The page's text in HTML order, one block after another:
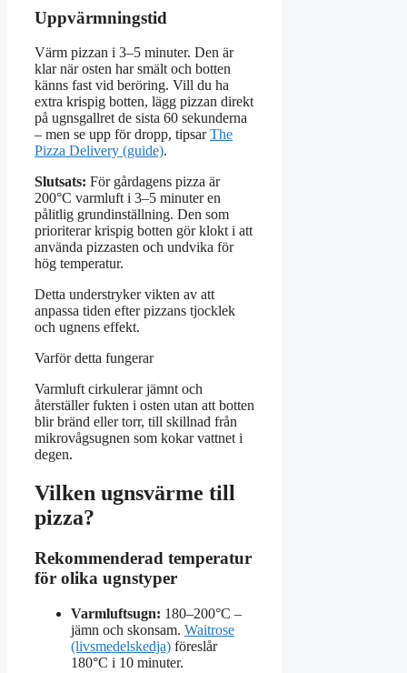
Uppvärmningstid
Värm pizzan i 3–5 minuter. Den är
klar när osten har smält och botten
känns fast vid beröring. Vill du ha
extra krispig botten, lägg pizzan direkt
på ugnsgallret de sista 60 sekunderna
– men se upp för dropp, tipsarThe
Pizza Delivery (guide).
Slutsats: För gårdagens pizza är
200°C varmluft i 3–5 minuter en
pålitlig grundinställning. Den som
prioriterar krispig botten gör klokt i att
använda pizzasten och undvika för
hög temperatur.
Detta understryker vikten av att
anpassa tiden efter pizzans tjocklek
och ugnens effekt.
Varför detta fungerar
Varmluft cirkulerar jämnt och
återställer fukten i osten utan att botten
blir bränd eller torr, till skillnad från
mikrovågsugnen som kokar vattnet i
degen.
Vilken ugnsvärme till
pizza?
Rekommenderad temperatur
för olika ugnstyper
Varmluftsugn: 180–200°C –
jämn och skonsam. Waitrose
(livsmedelskedja) föreslår
180°C i 10 minuter.